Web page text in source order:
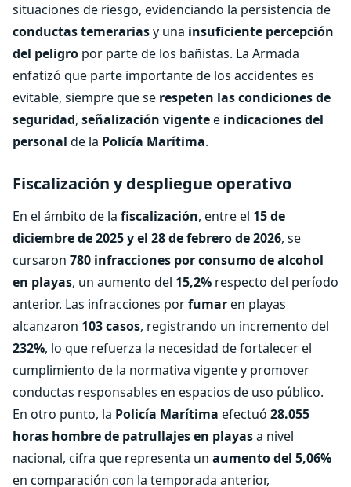
situaciones de riesgo, evidenciando la persistencia de
conductas temerariasy una insuficiente percepción
del peligro por parte de los bañistas. La Armada
enfatizó que parte importante de los accidentes es
evitable, siempre que se respeten las condiciones de
seguridad, señalización vigentee indicaciones del
personal de la Policía Marítima.
Fiscalización y despliegue operativo
En el ámbito de la fiscalización, entre el 15 de
diciembre de 2025 y el 28 de febrero de 2026, se
cursaron 780 infracciones por consumo de alcohol
en playas, un aumento del 15,2% respecto del período
anterior. Las infracciones porfumaren playas
alcanzaron 103 casos, registrando un incremento del
232%, lo que refuerza la necesidad de fortalecer el
cumplimiento de la normativa vigente y promover
conductas responsables en espacios de uso público.
En otro punto, la Policía Marítima efectuó 28.055
horas hombre de patrullajes en playasa nivel
nacional, cifra que representa un aumento del 5,06%
en comparación con la temporada anterior,